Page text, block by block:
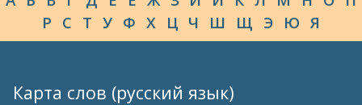
Р С Т У Ф Х Ц Ч Ш Щ Э Ю Я
Карта слов (русский язык)